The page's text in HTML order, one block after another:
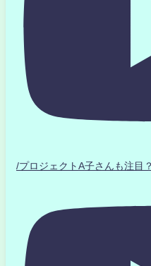
/プロジェクトA子さんも注